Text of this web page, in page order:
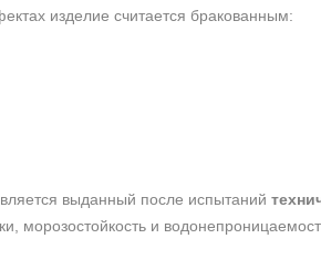
изделие считается бракованным:
выданный после испытаний
морозостойкость и